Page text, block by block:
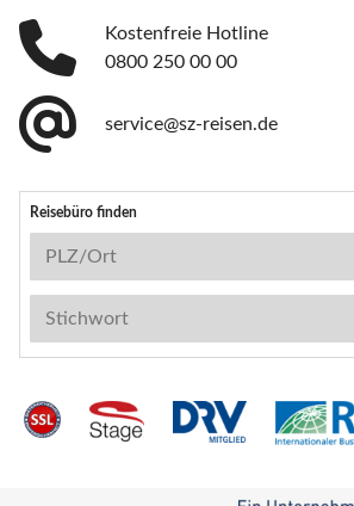
Kostenfreie Hotline
0800 250 00 00
service@sz-reisen.de
Reisebüro finden
Reisebüro-Suche
PLZ/Ort